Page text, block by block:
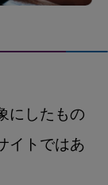
にしたもの
イトではあ